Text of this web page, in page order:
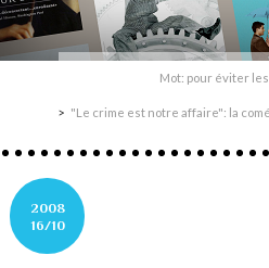
Mot: pour éviter les
"Le crime est notre affaire": la
2008
16/10